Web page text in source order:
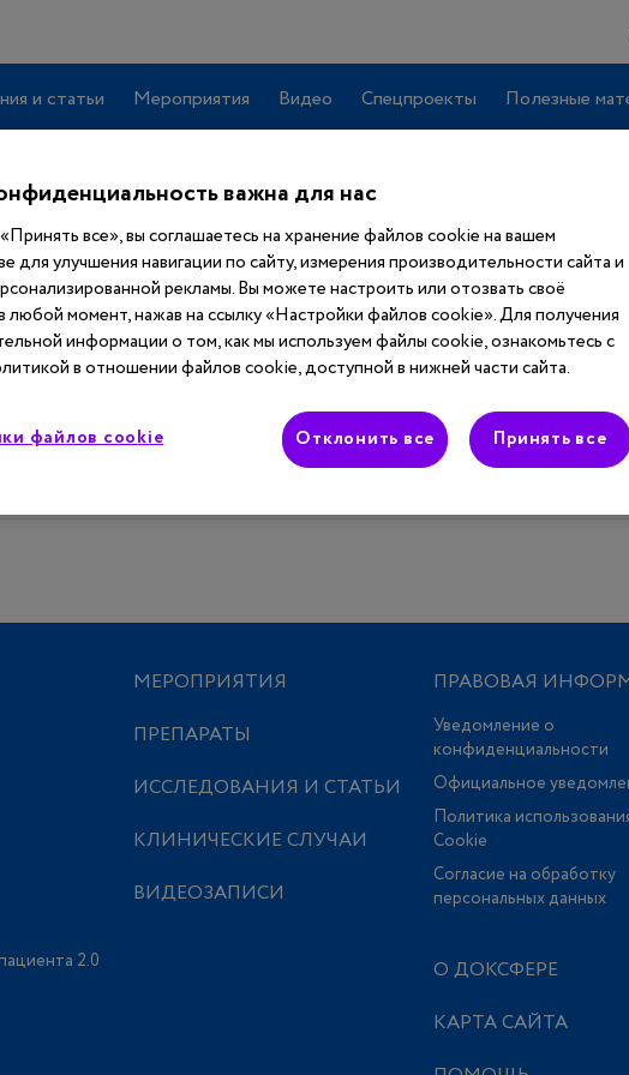
и статьи Мероприятия Видео Спецпроекты Полезные
Еще
2.0
МЕРОПРИЯТИЯ
ПРЕПАРАТЫ
ИССЛЕДОВАНИЯ И СТАТЬИ
КЛИНИЧЕСКИЕ СЛУЧАИ
ВИДЕОЗАПИСИ
ПРАВОВАЯ
Уведомление о
конфиденциальности
Официальное
Политика
Сookie
Согласие на обработку
персональных данных
О ДОКСФЕРЕ
КАРТА САЙТА
важна для нас
все», вы соглашаетесь на хранение файлов cookie на вашем
для улучшения навигации по сайту, измерения производительности сайта и
рекламы. Вы можете настроить или отозвать своё
любой момент, нажав на ссылку «Настройки файлов cookie». Для получения
информации о том, как мы используем файлы cookie, ознакомьтесь с
в отношении файлов cookie, доступной в нижней части сайта.
файлов cookie Отклонить все Принять все